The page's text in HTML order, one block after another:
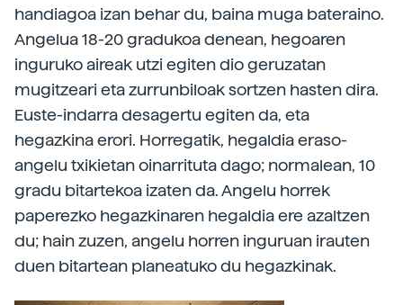
handiagoa izan behar du, baina muga bateraino.
Angelua 18-20 gradukoa denean, hegoaren
inguruko aireak utzi egiten dio geruzatan
mugitzeari eta zurrunbiloak sortzen hasten dira.
Euste-indarra desagertu egiten da, eta
hegazkina erori. Horregatik, hegaldia eraso-
angelu txikietan oinarrituta dago; normalean, 10
gradu bitartekoa izaten da. Angelu horrek
paperezko hegazkinaren hegaldia ere azaltzen
du; hain zuzen, angelu horren inguruan irauten
duen bitartean planeatuko du hegazkinak.